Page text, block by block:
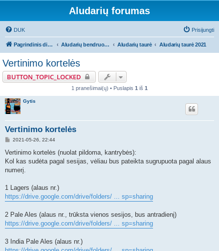
Aludarių forumas
DUK Prisijungti
Pagrindinis diskusijų puslapis Aludarių bendruomeniniai reikalai Aludarių taurė Aludarių taurė 2021
Vertinimo kortelės
BUTTON_TOPIC_LOCKED
1 pranešimai(ų) • Puslapis 1 iš 1
Gytis
Vertinimo kortelės
S
a
d
a
i
ė
2021-05-26, 22:44
Vertinimo kortelės (nuolat pildoma, kantrybės):
Kol kas sudėta pagal sesijas, vėliau bus pateikta sugrupuota pagal alaus
numerį.
1 Lagers (alaus nr.)
https://drive.google.com/drive/folders/ ... sp=sharing
2 Pale Ales (alaus nr., trūksta vienos sesijos, bus antradienį)
https://drive.google.com/drive/folders/ ... sp=sharing
3 India Pale Ales (alaus nr.)